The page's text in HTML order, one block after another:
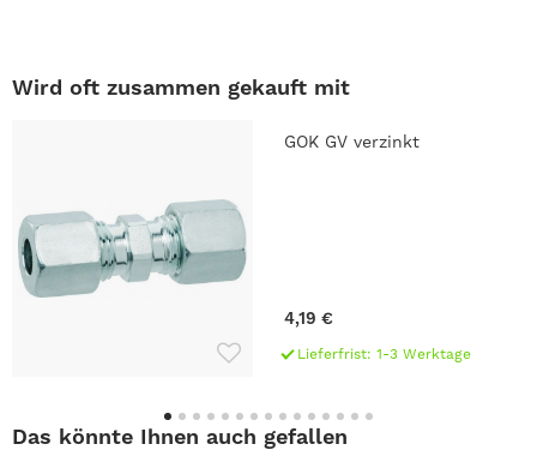
Wird oft zusammen gekauft mit
GOK GV verzinkt
4,19 €
Lieferfrist: 1-3 Werktage
Das könnte Ihnen auch gefallen